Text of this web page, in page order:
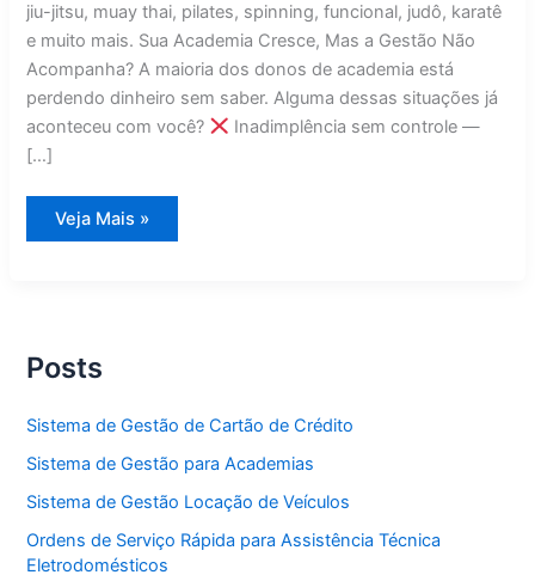
jiu-jitsu, muay thai, pilates, spinning, funcional, judô, karatê
e muito mais. Sua Academia Cresce, Mas a Gestão Não
Acompanha? A maioria dos donos de academia está
perdendo dinheiro sem saber. Alguma dessas situações já
aconteceu com você?
Inadimplência sem controle —
[…]
Sistema
de
Veja Mais »
Posts
Sistema de Gestão de Cartão de Crédito
Sistema de Gestão para Academias
Sistema de Gestão Locação de Veículos
Ordens de Serviço Rápida para Assistência Técnica
Eletrodomésticos